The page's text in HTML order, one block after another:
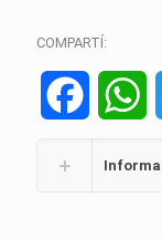
COMPARTÍ: